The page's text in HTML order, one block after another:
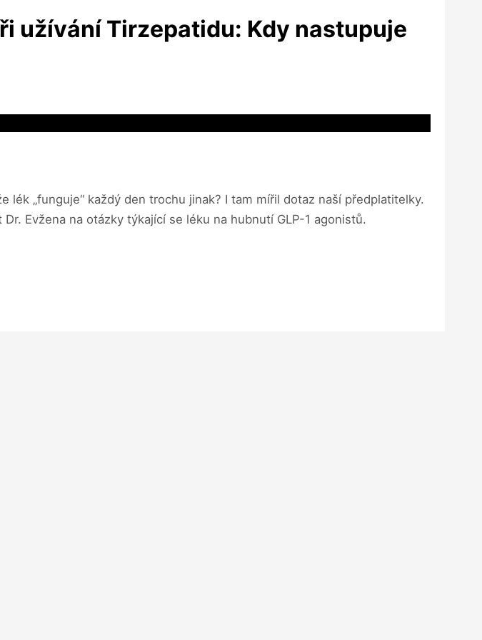
užívání Tirzepatidu: Kdy nastupuje
„funguje“ každý den trochu jinak? I tam mířil dotaz naší předplatitelky.
Evžena na otázky týkající se léku na hubnutí GLP-1 agonistů.